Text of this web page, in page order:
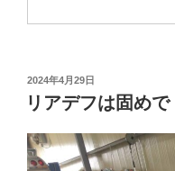
投
稿
日:
2024年4月29日
リアデフは固めで